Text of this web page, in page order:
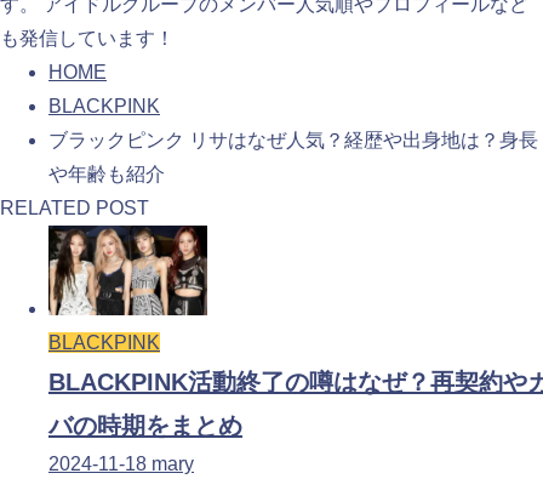
す。 アイドルグループのメンバー人気順やプロフィールなど
も発信しています！
HOME
BLACKPINK
ブラックピンク リサはなぜ人気？経歴や出身地は？身長
や年齢も紹介
RELATED POST
BLACKPINK
BLACKPINK活動終了の噂はなぜ？再契約や
バの時期をまとめ
2024-11-18 mary